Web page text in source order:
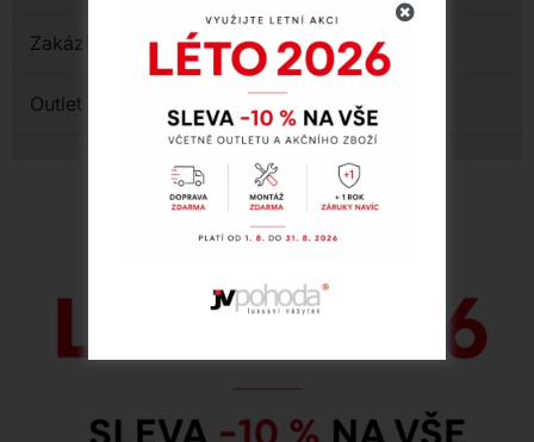
Zakázková výroba
Outlet